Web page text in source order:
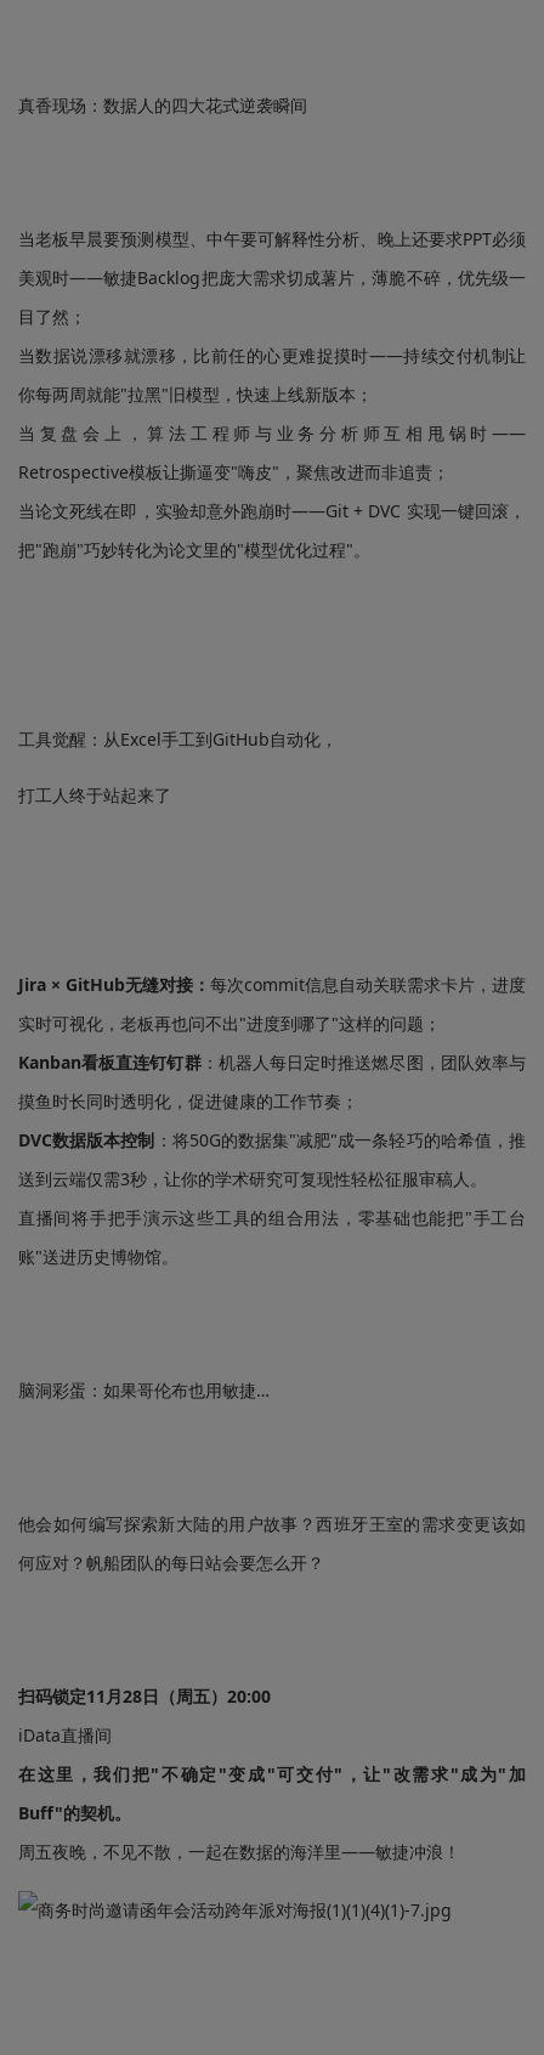
真香现场：数据人的四大花式逆袭瞬间
当老板早晨要预测模型、中午要可解释性分析、晚上还要求PPT必须
美观时——敏捷Backlog把庞大需求切成薯片，薄脆不碎，优先级一
目了然；
当数据说漂移就漂移，比前任的心更难捉摸时——持续交付机制让
你每两周就能"拉黑"旧模型，快速上线新版本；
当复盘会上，算法工程师与业务分析师互相甩锅时——
Retrospective模板让撕逼变"嗨皮"，聚焦改进而非追责；
当论文死线在即，实验却意外跑崩时——Git + DVC 实现一键回滚，
把"跑崩"巧妙转化为论文里的"模型优化过程"。
工具觉醒：从Excel手工到GitHub自动化，
打工人终于站起来了
Jira × GitHub无缝对接： 每次commit信息自动关联需求卡片，进度
实时可视化，老板再也问不出"进度到哪了"这样的问题；
Kanban看板直连钉钉群：机器人每日定时推送燃尽图，团队效率与
摸鱼时长同时透明化，促进健康的工作节奏；
DVC数据版本控制 ：将50G的数据集"减肥"成一条轻巧的哈希值，推
送到云端仅需3秒，让你的学术研究可复现性轻松征服审稿人。
直播间将手把手演示这些工具的组合用法，零基础也能把"手工台
账"送进历史博物馆。
脑洞彩蛋：如果哥伦布也用敏捷…
他会如何编写探索新大陆的用户故事？西班牙王室的需求变更该如
何应对？帆船团队的每日站会要怎么开？
扫码锁定11月28日（周五）20:00
iData直播间
在这里，我们把"不确定"变成"可交付"，让"改需求"成为"加
Buff"的契机。
周五夜晚，不见不散，一起在数据的海洋里——敏捷冲浪！